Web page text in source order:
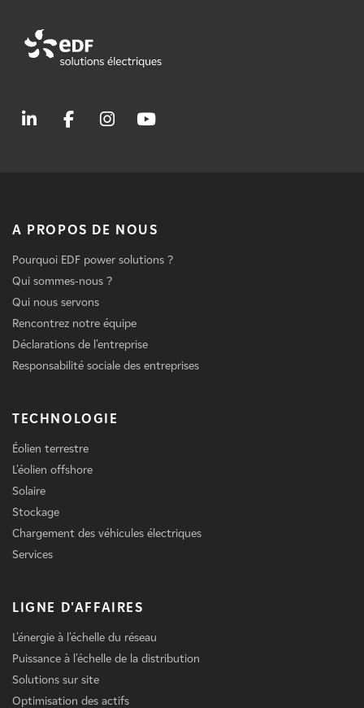
A PROPOS DE NOUS
Pourquoi EDF power solutions ?
Qui sommes-nous ?
Qui nous servons
Rencontrez notre équipe
Déclarations de l'entreprise
Responsabilité sociale des entreprises
TECHNOLOGIE
Éolien terrestre
L'éolien offshore
Solaire
Stockage
Chargement des véhicules électriques
Services
LIGNE D'AFFAIRES
L'énergie à l'échelle du réseau
Puissance à l'échelle de la distribution
Solutions sur site
Optimisation des actifs